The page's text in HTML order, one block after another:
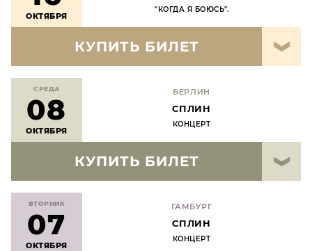
ОКТЯБРЯ
"КОГДА Я БОЮСЬ".
КУПИТЬ БИЛЕТ
СРЕДА
08
ОКТЯБРЯ
БЕРЛИН
СПЛИН
КОНЦЕРТ
КУПИТЬ БИЛЕТ
ВТОРНИК
07
ОКТЯБРЯ
ГАМБУРГ
СПЛИН
КОНЦЕРТ